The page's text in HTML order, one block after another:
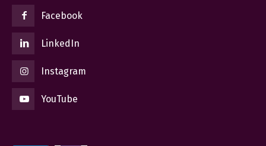
Facebook
LinkedIn
Instagram
YouTube